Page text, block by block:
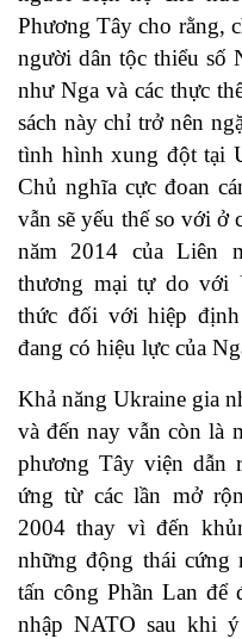
Phương Tây cho rằng,
người dân tộc thiểu số
như Nga và các thực
sách này chỉ trở nên
tình hình xung đột tại
Chủ nghĩa cực đoan
vẫn sẽ yếu thế so với ở
năm 2014 của Liên
thương mại tự do với
thức đối với hiệp
đang có hiệu lực của
Khả năng Ukraine gia
và đến nay vẫn còn là
phương Tây viện dẫn
ứng từ các lần mở
2004 thay vì đến
những động thái cứng
tấn công Phần Lan để
nhập NATO sau khi